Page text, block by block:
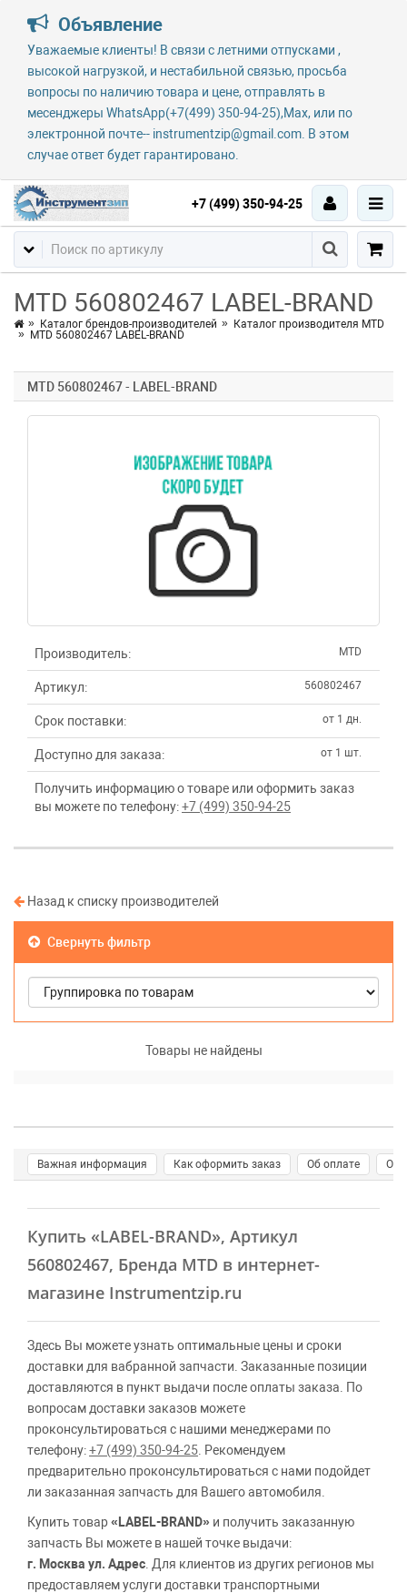
Объявление
Уважаемые клиенты! В связи с летними отпусками ,
высокой нагрузкой, и нестабильной связью, просьба
вопросы по наличию товара и цене, отправлять в
месенджеры WhatsApp(+7(499) 350-94-25),Max, или по
электронной почте-- instrumentzip@gmail.com. В этом
случае ответ будет гарантировано.
+7 (499) 350-94-25
MTD 560802467 LABEL-BRAND
Каталог брендов-производителей
Каталог производителя MTD
MTD 560802467 LABEL-BRAND
MTD 560802467 - LABEL-BRAND
Производитель: MTD
Артикул: 560802467
Срок поставки: от 1 дн.
Доступно для заказа: от 1 шт.
Получить информацию о товаре или оформить заказ
вы можете по телефону:+7 (499) 350-94-25
Назад к списку производителей
Свернуть фильтр
Товары не найдены
Важная информация Как оформить заказ Об оплате О
Купить «LABEL-BRAND», Артикул
560802467, Бренда MTD в интернет-
магазине Instrumentzip.ru
Здесь Вы можете узнать оптимальные цены и сроки
доставки для вабранной запчасти. Заказанные позиции
доставляются в пункт выдачи после оплаты заказа. По
вопросам доставки заказов можете
проконсультироваться с нашими менеджерами по
телефону:+7 (499) 350-94-25 . Рекомендуем
предварительно проконсультироваться с нами подойдет
ли заказанная запчасть для Вашего автомобиля.
Купить товар«LABEL-BRAND» и получить заказанную
запчасть Вы можете в нашей точке выдачи:
г. Москва ул. Адрес . Для клиентов из других регионов мы
предоставляем услуги доставки транспортными